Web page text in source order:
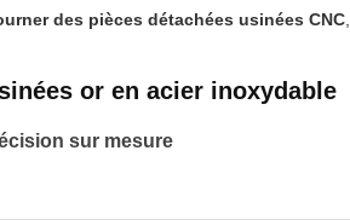
des pièces détachées usinées CNC,
or en acier inoxydable
sur mesure